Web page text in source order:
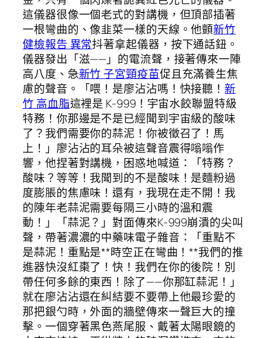
這儀器很像一個老式的對講機，但頂部插著
一根彎曲的、像韭菜一樣的天線。他顫新竹
健檢報告 異常抖著拿起儀器，按下通話鈕。
儀器發出「滋——」的電流聲，接著傳來一陣
高八度、急新竹 子宮頸疫苗促且充滿養生焦
慮的聲音。「喂！是廖沾沾嗎！快接聽！新
竹 高血脂這裡是 K-999！宇宙水餃聯盟特級
特務！你那邊是不是已經聞到宇宙級的酸味
了？我們需要你的蒜泥！你被徵召了！馬
上！」廖沾沾的耳朵被這聲音震得嗡嗡作
響，他捏著對講機，困惑地喊道：「特務？
酸味？等等！我聞到的不是酸味！是麵粉過
度膨脹的焦慮味！還有，我現在走不開！我
的陳年老蒜泥需要每隔三小時的溫和震
動！」「蒜泥？」對面傳來K-999崩潰的尖叫
聲，帶著濃濃的中藥味電子雜音：「重點不
是蒜泥！重點是**時空正在彎曲！**我們的推
進器快沒紅棗了！快！我們在你的後院！別
帶任何多餘的東西！除了——你那缸蒜泥！」
就在廖沾沾還在糾結要不要帶上他最珍愛的
那把銀勺時，外面的牆壁傳來一聲巨大的撞
擊。一個穿著黑色燕尾服、戴著太陽眼鏡的